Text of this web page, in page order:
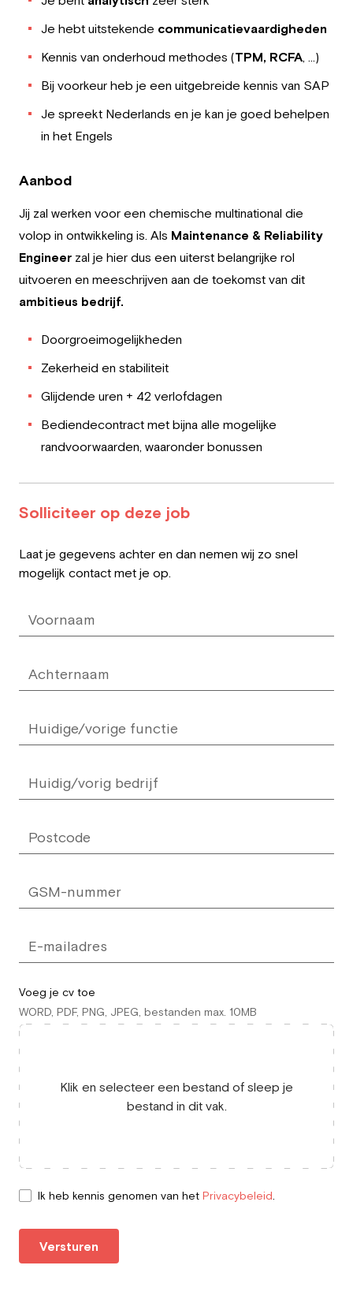
Je hebt uitstekende communicatievaardigheden
Kennis van onderhoud methodes (TPM, RCFA, …)
Bij voorkeur heb je een uitgebreide kennis van SAP
Je spreekt Nederlands en je kan je goed behelpen
in het Engels
Aanbod
Jij zal werken voor een chemische multinational die
volop in ontwikkeling is. Als Maintenance & Reliability
Engineer zal je hier dus een uiterst belangrijke rol
uitvoeren en meeschrijven aan de toekomst van dit
ambitieus bedrijf.
Doorgroeimogelijkheden
Zekerheid en stabiliteit
Glijdende uren + 42 verlofdagen
Bediendecontract met bijna alle mogelijke
randvoorwaarden, waaronder bonussen
Solliciteer op deze job
field
Laat je gegevens achter en dan nemen wij zo snel
mogelijk contact met je op.
Voeg je cv toe
WORD, PDF, PNG, JPEG, bestanden max. 10MB
Klik en selecteer een bestand of sleep je
bestand in dit vak.
Ik heb kennis genomen van het Privacybeleid
Versturen